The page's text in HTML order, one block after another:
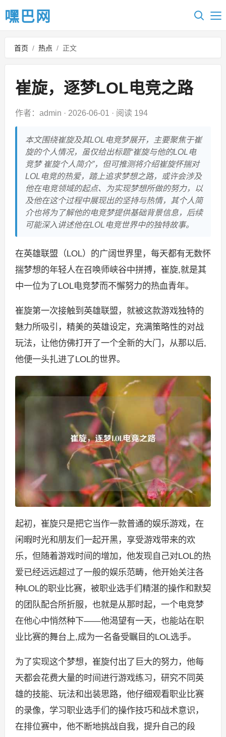
嘿巴网
首页 / 热点 / 正文
崔旋，逐梦LOL电竞之路
作者：admin · 2026-06-01 · 阅读 194
本文围绕崔旋及其LOL电竞梦展开，主要聚焦于崔
旋的个人情况，虽仅给出标题“崔旋与他的LOL电
竞梦 崔旋个人简介”，但可推测将介绍崔旋怀揣对
LOL电竞的热爱，踏上追求梦想之路，或许会涉及
他在电竞领域的起点、为实现梦想所做的努力，以
及他在这个过程中展现出的坚持与热情，其个人简
介也将为了解他的电竞梦提供基础背景信息，后续
可能深入讲述他在LOL电竞世界中的独特故事。
在英雄联盟（LOL）的广阔世界里，每天都有无数怀
揣梦想的年轻人在召唤师峡谷中拼搏，崔旋,就是其
中一位为了LOL电竞梦而不懈努力的热血青年。
崔旋第一次接触到英雄联盟，就被这款游戏独特的
魅力所吸引，精美的英雄设定，充满策略性的对战
玩法，让他仿佛打开了一个全新的大门，从那以后,
他便一头扎进了LOL的世界。
起初，崔旋只是把它当作一款普通的娱乐游戏，在
闲暇时光和朋友们一起开黑，享受游戏带来的欢
乐，但随着游戏时间的增加，他发现自己对LOL的热
爱已经远远超过了一般的娱乐范畴，他开始关注各
种LOL的职业比赛，被职业选手们精湛的操作和默契
的团队配合所折服，也就是从那时起，一个电竞梦
在他心中悄然种下——他渴望有一天，也能站在职
业比赛的舞台上,成为一名备受瞩目的LOL选手。
为了实现这个梦想，崔旋付出了巨大的努力，他每
天都会花费大量的时间进行游戏练习，研究不同英
雄的技能、玩法和出装思路，他仔细观看职业比赛
的录像，学习职业选手们的操作技巧和战术意识，
在排位赛中，他不断地挑战自我，提升自己的段